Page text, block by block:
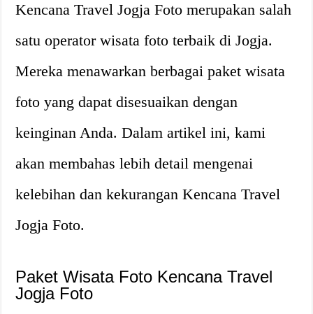
Kencana Travel Jogja Foto merupakan salah
satu operator wisata foto terbaik di Jogja.
Mereka menawarkan berbagai paket wisata
foto yang dapat disesuaikan dengan
keinginan Anda. Dalam artikel ini, kami
akan membahas lebih detail mengenai
kelebihan dan kekurangan Kencana Travel
Jogja Foto.
Paket Wisata Foto Kencana Travel
Jogja Foto